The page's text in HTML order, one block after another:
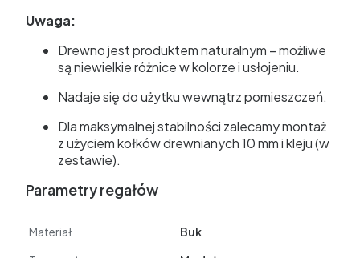
Uwaga:
Drewno jest produktem naturalnym – możliwe
są niewielkie różnice w kolorze i usłojeniu.
Nadaje się do użytku wewnątrz pomieszczeń.
Dla maksymalnej stabilności zalecamy montaż
z użyciem kołków drewnianych 10 mm i kleju (w
zestawie).
Parametry regałów
Materiał
Buk